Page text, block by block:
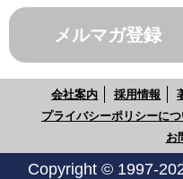
メルマガ登録
会社案内 採用情報
プライバシーポリシーにつ
お
Copyright © 1997-